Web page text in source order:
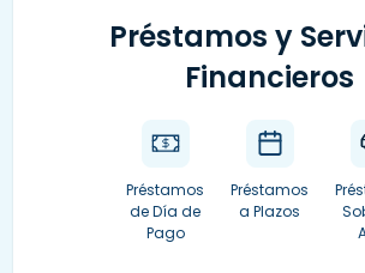
Préstamos y
Financieros
Préstamos
de Día de
Pago
Préstamos
a Plazos